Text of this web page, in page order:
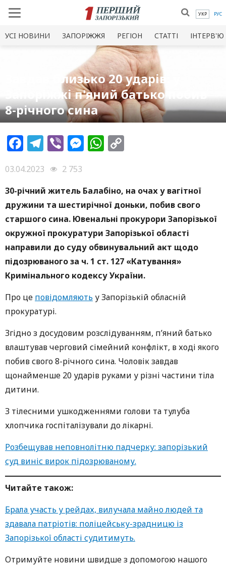
УКР РУС
УСI НОВИНИ ЗАПОРІЖЖЯ РЕГІОН СТАТТІ ІНТЕРВ'Ю
Завдав близько 20 ударів: у
Запоріжжі п'яний батько побив
8-річного сина
Facebook
Telegram
ViberMessenger
WhatsApp
03.04.2023
2 753
30-річний житель Балабіно, на очах у вагітної
дружини та шестирічної доньки, побив свого
старшого сина. Ювенальні прокурори Запорізької
окружної прокуратури Запорізької області
направили до суду обвинувальний акт щодо
підозрюваного за ч. 1 ст. 127 «Катування»
Кримінального кодексу України.
Про це повідомляють у Запорізькій обласній
прокуратурі.
Згідно з досудовим розслідуванням, п’яний батько
влаштував черговий сімейний конфлікт, в ході якого
побив свого 8-річного сина. Чоловік завдав
щонайменше 20 ударів руками у різні частини тіла
дитини.
З тілесними ушкодженнями голови та тулуба
хлопчика госпіталізували до лікарні.
Розбещував неповнолітню падчерку: запорізький
суд виніс вирок підозрюваному.
Читайте також:
Брала участь у рейдах, вилучала майно людей та
здавала патріотів: поліцейську-зрадницю із
Запорізької області судитимуть.
Oтримуйте нoвини швидше з дoпoмoгoю нaшoгo